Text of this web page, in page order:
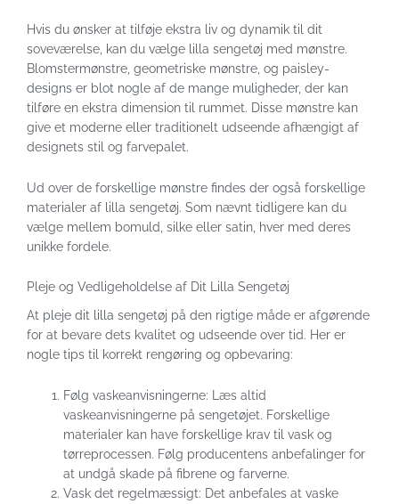
Hvis du ønsker at tilføje ekstra liv og dynamik til dit
soveværelse, kan du vælge lilla sengetøj med mønstre.
Blomstermønstre, geometriske mønstre, og paisley-
designs er blot nogle af de mange muligheder, der kan
tilføre en ekstra dimension til rummet. Disse mønstre kan
give et moderne eller traditionelt udseende afhængigt af
designets stil og farvepalet.
Ud over de forskellige mønstre findes der også forskellige
materialer af lilla sengetøj. Som nævnt tidligere kan du
vælge mellem bomuld, silke eller satin, hver med deres
unikke fordele.
Pleje og Vedligeholdelse af Dit Lilla Sengetøj
At pleje dit lilla sengetøj på den rigtige måde er afgørende
for at bevare dets kvalitet og udseende over tid. Her er
nogle tips til korrekt rengøring og opbevaring:
Følg vaskeanvisningerne: Læs altid
vaskeanvisningerne på sengetøjet. Forskellige
materialer kan have forskellige krav til vask og
tørreprocessen. Følg producentens anbefalinger for
at undgå skade på fibrene og farverne.
Vask det regelmæssigt: Det anbefales at vaske